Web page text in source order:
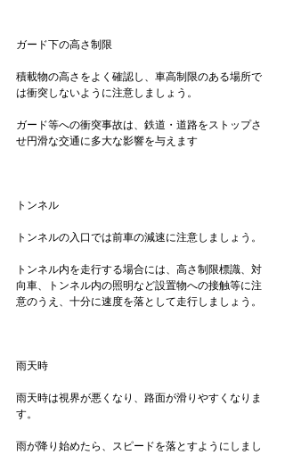
ガード下の高さ制限
積載物の高さをよく確認し、車高制限のある場所で
は衝突しないように注意しましょう。
ガード等への衝突事故は、鉄道・道路をストップさ
せ円滑な交通に多大な影響を与えます
トンネル
トンネルの入口では前車の減速に注意しましょう。
トンネル内を走行する場合には、高さ制限標識、対
向車、トンネル内の照明など設置物への接触等に注
意のうえ、十分に速度を落として走行しましょう。
雨天時
雨天時は視界が悪くなり、路面が滑りやすくなりま
す。
雨が降り始めたら、スピードを落とすようにしまし